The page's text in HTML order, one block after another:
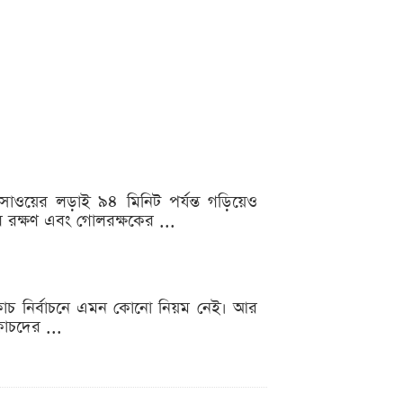
লড়াই ৯৪ মিনিট পর্যন্ত গড়িয়েও
রক্ষণ এবং গোলরক্ষকের ...
নির্বাচনে এমন কোনো নিয়ম নেই। আর
...